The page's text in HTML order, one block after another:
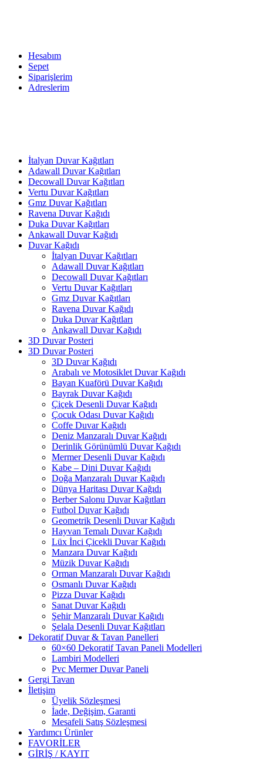
Hesabım
Sepet
Siparişlerim
Adreslerim
İtalyan Duvar Kağıtları
Adawall Duvar Kağıtları
Decowall Duvar Kağıtları
Vertu Duvar Kağıtları
Gmz Duvar Kağıtları
Ravena Duvar Kağıdı
Duka Duvar Kağıtları
Ankawall Duvar Kağıdı
Duvar Kağıdı
İtalyan Duvar Kağıtları
Adawall Duvar Kağıtları
Decowall Duvar Kağıtları
Vertu Duvar Kağıtları
Gmz Duvar Kağıtları
Ravena Duvar Kağıdı
Duka Duvar Kağıtları
Ankawall Duvar Kağıdı
3D Duvar Posteri
3D Duvar Posteri
3D Duvar Kağıdı
Arabalı ve Motosiklet Duvar Kağıdı
Bayan Kuaförü Duvar Kağıdı
Bayrak Duvar Kağıdı
Çiçek Desenli Duvar Kağıdı
Çocuk Odası Duvar Kağıdı
Coffe Duvar Kağıdı
Deniz Manzaralı Duvar Kağıdı
Derinlik Görünümlü Duvar Kağıdı
Mermer Desenli Duvar Kağıdı
Kabe – Dini Duvar Kağıdı
Doğa Manzaralı Duvar Kağıdı
Dünya Haritası Duvar Kağıdı
Berber Salonu Duvar Kağıtları
Futbol Duvar Kağıdı
Geometrik Desenli Duvar Kağıdı
Hayvan Temalı Duvar Kağıdı
Lüx İnci Çicekli Duvar Kağıdı
Manzara Duvar Kağıdı
Müzik Duvar Kağıdı
Orman Manzaralı Duvar Kağıdı
Osmanlı Duvar Kağıdı
Pizza Duvar Kağıdı
Sanat Duvar Kağıdı
Şehir Manzaralı Duvar Kağıdı
Şelala Desenli Duvar Kağıtları
Dekoratif Duvar & Tavan Panelleri
60×60 Dekoratif Tavan Paneli Modelleri
Lambiri Modelleri
Pvc Mermer Duvar Paneli
Gergi Tavan
İletişim
Üyelik Sözleşmesi
İade, Değişim, Garanti
Mesafeli Satış Sözleşmesi
Yardımcı Ürünler
FAVORİLER
GİRİŞ / KAYIT